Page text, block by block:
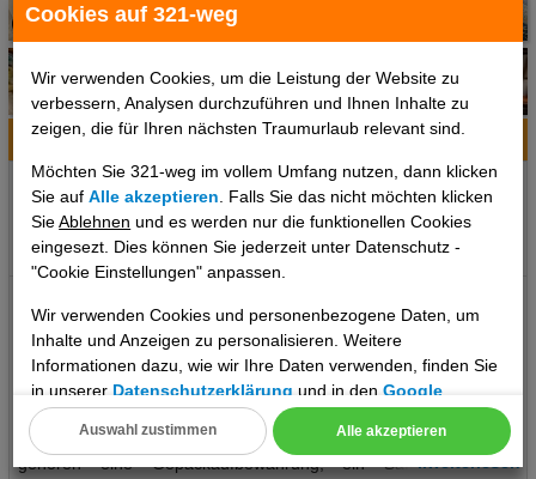
Cookies auf 321-weg
Wir verwenden Cookies, um die Leistung der Website zu
verbessern, Analysen durchzuführen und Ihnen Inhalte zu
zeigen, die für Ihren nächsten Traumurlaub relevant sind.
Möchten Sie 321-weg im vollem Umfang nutzen, dann klicken
Sie aufAlle akzeptieren . Falls Sie das nicht möchten klicken
SieAblehnen und es werden nur die funktionellen Cookies
eingesezt. Dies können Sie jederzeit unter Datenschutz -
"Cookie Einstellungen" anpassen.
Wir verwenden Cookies und personenbezogene Daten, um
Inhalte und Anzeigen zu personalisieren. Weitere
Informationen dazu, wie wir Ihre Daten verwenden, finden Sie
in unsererDatenschutzerklärung und in denGoogle
Datenschutz- und Nutzungsbedingungen
Cookie Einstellungen
Alle akzeptieren
Auswahl zustimmen
1 / 6
Hotelinfo Bilder Karte
Bogotá, Kolumbien, Kolumbien
Klima zum Reisezeitpunkt:
°C
°C °C
& Umgebung Das Hotel befindet sich in Bogota. Entfernungen:
Entfernung zum Stadtzentrum ca. 18 KmEntfernung zum Bahnhof
ca. 11 Km Das bietet Ihre Unterkunft: Ansprechendes Ambiente
erwartet die Gäste in 5 Zimmern. Das freundliche Personal an der
Rezeption ist gerne bei allen Fragen behilflich. Zur Einrichtung
gehören eine Gepäckaufbewahrung, ein Safe und eine
..weiterlesen